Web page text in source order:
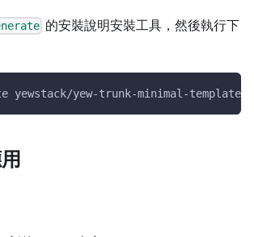
的安裝說明安裝工具，然後執行下
yewstack/yew-trunk-minimal-template